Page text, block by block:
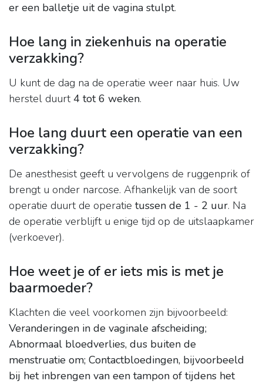
er een balletje uit de vagina stulpt.
Hoe lang in ziekenhuis na operatie
verzakking?
U kunt de dag na de operatie weer naar huis. Uw
herstel duurt4 tot 6 weken.
Hoe lang duurt een operatie van een
verzakking?
De anesthesist geeft u vervolgens de ruggenprik of
brengt u onder narcose. Afhankelijk van de soort
operatie duurt de operatie tussen de 1 - 2 uur. Na
de operatie verblijft u enige tijd op de uitslaapkamer
(verkoever).
Hoe weet je of er iets mis is met je
baarmoeder?
Klachten die veel voorkomen zijn bijvoorbeeld:
Veranderingen in de vaginale afscheiding;
Abnormaal bloedverlies, dus buiten de
menstruatie om; Contactbloedingen, bijvoorbeeld
bij het inbrengen van een tampon of tijdens het